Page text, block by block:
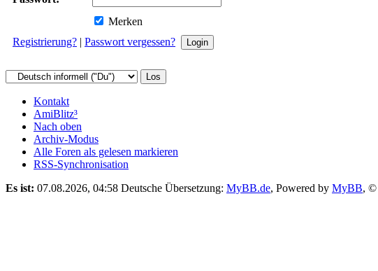
Merken
Registrierung? | Passwort vergessen?
Kontakt
AmiBlitz³
Nach oben
Archiv-Modus
Alle Foren als gelesen markieren
RSS-Synchronisation
Es ist: 07.08.2026, 04:58 Deutsche Übersetzung: MyBB.de, Powered by MyBB, ©